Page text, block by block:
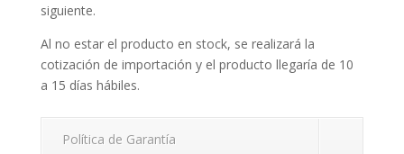
siguiente.
Al no estar el producto en stock, se realizará la
cotización de importación y el producto llegaría de 10
a 15 días hábiles.
Política de Garantía